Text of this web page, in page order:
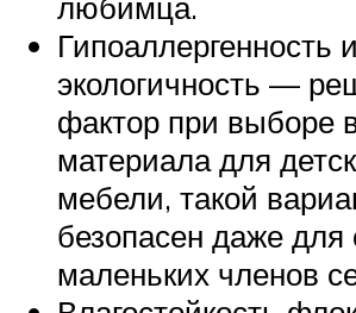
Гипоаллергенность и
экологичность —
фактор при выборе
материала для
мебели, такой
безопасен даже
маленьких членов